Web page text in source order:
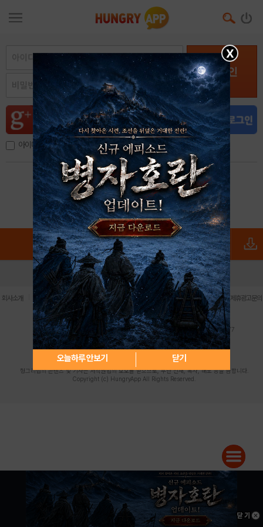
로그인
아이디, 이메일 저장
아이디 / 비밀번호 찾기 회원가입
X
오늘하루 안보기 닫기
로그인 PC버전 전체앱
회사소개 이용약관 | 개인정보 처리방침 | 청소년 보호정책 | 불법촬영물 신고센터 | 제휴광고문의
사업자등록번호:119-86-61101 (주)스마트나우 대표이사:송현두
주소: 서울시 금천구 가산디지털1로 171 연락처:063-284-8635 팩스:02-6265-0377
청소년보호책임자:김동욱desk@hungryapp.co.kr
등록번호:서울아02322 | 등록일자:2016년4월25일
발행인:(주)스마트나우 송현두 | 편집인:김동욱
헝그리앱의 콘텐츠 및 기사는 저작권법의 보호를 받으므로, 무단 전재, 복사, 배포 등을 금합니다.
Copyright (c) HungryApp All Rights Reserved.